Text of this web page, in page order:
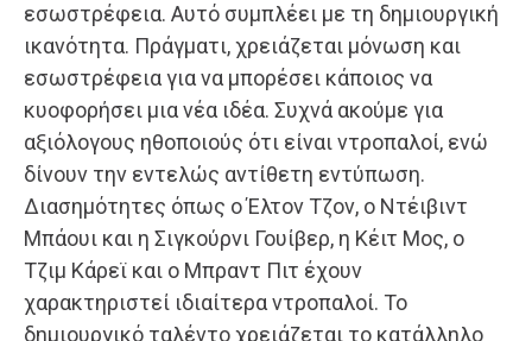
εσωστρέφεια. Αυτό συμπλέει με τη δημιουργική
ικανότητα. Πράγματι, χρειάζεται μόνωση και
εσωστρέφεια για να μπορέσει κάποιος να
κυοφορήσει μια νέα ιδέα. Συχνά ακούμε για
αξιόλογους ηθοποιούς ότι είναι ντροπαλοί, ενώ
δίνουν την εντελώς αντίθετη εντύπωση.
Διασημότητες όπως ο Έλτον Τζον, ο Ντέιβιντ
Μπάουι και η Σιγκούρνι Γουίβερ, η Κέιτ Μος, ο
Τζιμ Κάρεϊ και ο Μπραντ Πιτ έχουν
χαρακτηριστεί ιδιαίτερα ντροπαλοί. Το
δημιουργικό ταλέντο χρειάζεται το κατάλληλο